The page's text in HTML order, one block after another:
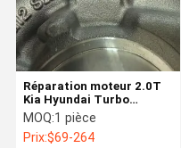
À La Maison Produits
Réparation moteur 2.0T
Kia Hyundai Turbo
28231-2F701 796017-
0008
MOQ:1 pièce
Prix:$69-264